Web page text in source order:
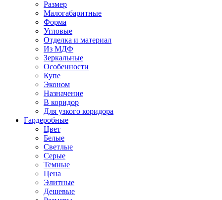
Размер
Малогабаритные
Форма
Угловые
Отделка и материал
Из МДФ
Зеркальные
Особенности
Купе
Эконом
Назначение
В коридор
Для узкого коридора
Гардеробные
Цвет
Белые
Светлые
Серые
Темные
Цена
Элитные
Дешевые